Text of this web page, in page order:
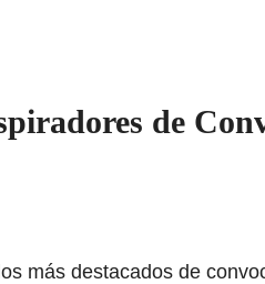
de
más destacados de